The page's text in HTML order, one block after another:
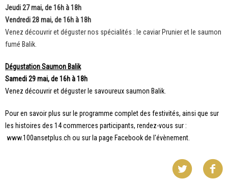
Jeudi 27 mai, de 16h à 18h
Vendredi 28 mai, de 16h à 18h
Venez découvrir et déguster nos spécialités : le caviar Prunier et le saumon
fumé Balik.
Dégustation Saumon Balik
Samedi 29 mai, de 16h à 18h
Venez découvrir et déguster le savoureux saumon Balik.
Pour en savoir plus sur le programme complet des festivités, ainsi que sur
les histoires des 14 commerces participants, rendez-vous sur :
www.100ansetplus.ch ou sur la page Facebookde l'évènement.